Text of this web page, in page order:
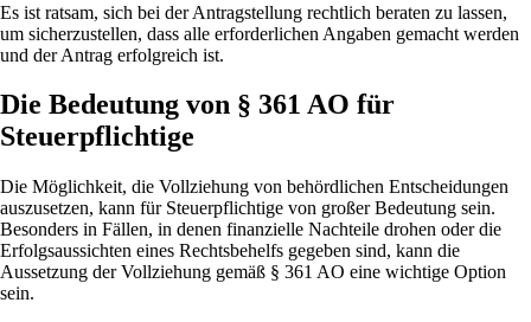
Es ist ratsam, sich bei der Antragstellung rechtlich beraten zu lassen,
um sicherzustellen, dass alle erforderlichen Angaben gemacht werden
und der Antrag erfolgreich ist.
Die Bedeutung von § 361 AO für
Steuerpflichtige
Die Möglichkeit, die Vollziehung von behördlichen Entscheidungen
auszusetzen, kann für Steuerpflichtige von großer Bedeutung sein.
Besonders in Fällen, in denen finanzielle Nachteile drohen oder die
Erfolgsaussichten eines Rechtsbehelfs gegeben sind, kann die
Aussetzung der Vollziehung gemäß § 361 AO eine wichtige Option
sein.